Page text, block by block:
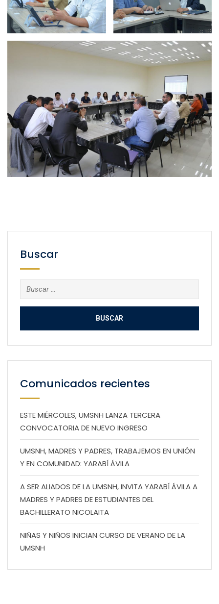
Buscar
Buscar:
Comunicados recientes
ESTE MIÉRCOLES, UMSNH LANZA TERCERA
CONVOCATORIA DE NUEVO INGRESO
UMSNH, MADRES Y PADRES, TRABAJEMOS EN UNIÓN
Y EN COMUNIDAD: YARABÍ ÁVILA
A SER ALIADOS DE LA UMSNH, INVITA YARABÍ ÁVILA A
MADRES Y PADRES DE ESTUDIANTES DEL
BACHILLERATO NICOLAITA
NIÑAS Y NIÑOS INICIAN CURSO DE VERANO DE LA
UMSNH